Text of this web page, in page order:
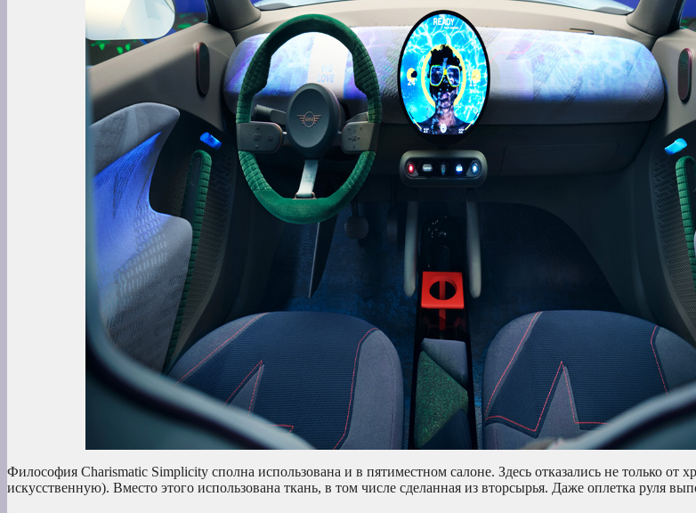
Философия Charismatic Simplicity сполна использована и в пятиместном салоне. Здесь отказались не только от
искусственную). Вместо этого использована ткань, в том числе сделанная из вторсырья. Даже оплетка руля